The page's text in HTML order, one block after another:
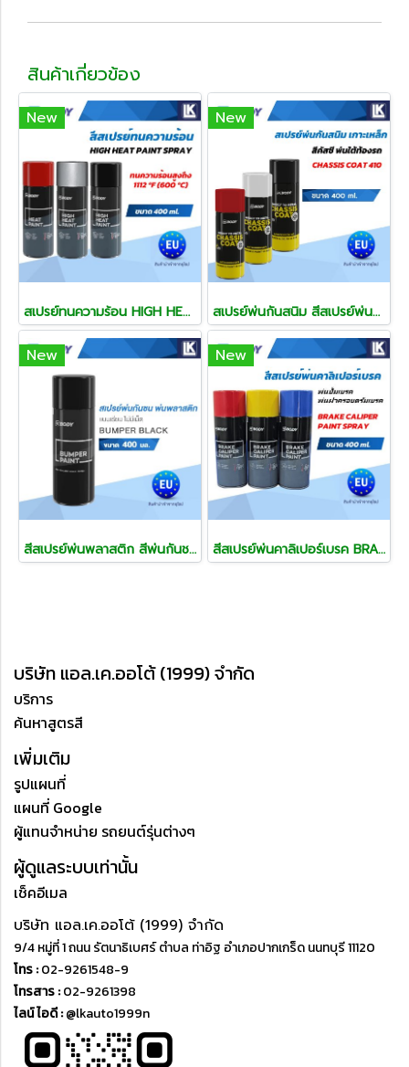
สินค้าเกี่ยวข้อง
New
สเปรย์ทนความร้อน HIGH HEAT PAINT พ่นท่อไอเสีย พ่นเครื่องยนต์ ขนาด 400ml
New
สเปรย์พ่นกันสนิม สีสเปรย์พ่นคัสซี สีกันสนิม
New
สีสเปรย์พ่นพลาสติก สีพ่นกันชน แผงจิ้งหรีด สีพ่นแก้พลาสติกซีด แก้สีรถซีด
New
สีสเปรย์พ่นคาลิเปอร์เบรค BRAKE CALIPER PAINT SPRAY ขนาด 400
บริษัท แอล.เค.ออโต้ (1999) จำกัด
บริการ
ค้นหาสูตรสี
เพิ่มเติม
รูปแผนที่
แผนที่ Google
ผู้แทนจำหน่าย รถยนต์รุ่นต่างๆ
ผู้ดูแลระบบเท่านั้น
เช็คอีเมล
บริษัท แอล.เค.ออโต้ (1999) จำกัด
9/4 หมู่ที่ 1 ถนน รัตนาธิเบศร์ ตำบล ท่าอิฐ อำเภอปากเกร็ด นนทบุรี 11120
โทร :02-9261548-9
โทรสาร :02-9261398
ไลน์ ไอดี :@lkauto1999n